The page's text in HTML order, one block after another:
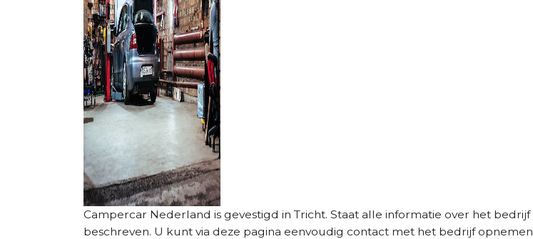
Campercar Nederland is gevestigd in Tricht. Staat alle informatie over het bedrijf
beschreven. U kunt via deze pagina eenvoudig contact met het bedrijf opnemen